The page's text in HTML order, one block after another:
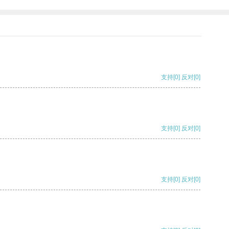
支持[0] 反对[0]
支持[0] 反对[0]
支持[0] 反对[0]